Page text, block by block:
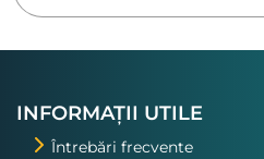
INFORMAȚII UTILE
Întrebări frecvente